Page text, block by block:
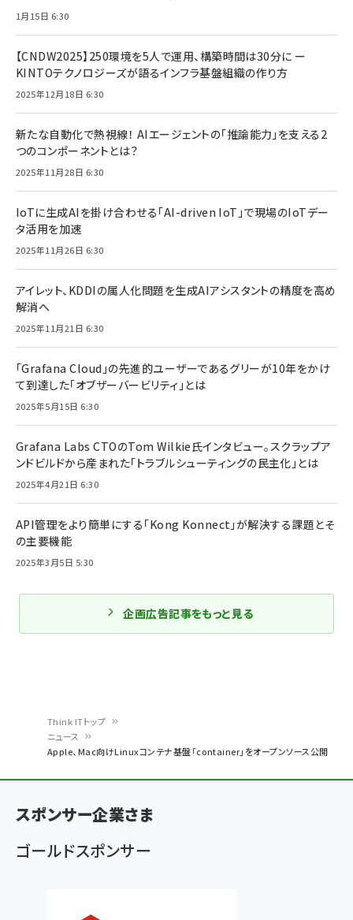
ン
く
ず
Think ITトップ
ニュース
Apple、Mac向けLinuxコンテナ基盤「container」をオープンソース公開
1月15日 6:30
【CNDW2025】250環境を5人で運用、構築時間は30分に ー
KINTOテクノロジーズが語るインフラ基盤組織の作り方
2025年12月18日 6:30
新たな自動化で熱視線！ AIエージェントの「推論能力」を支える2
つのコンポーネントとは？
2025年11月28日 6:30
IoTに生成AIを掛け合わせる「AI-driven IoT」で現場のIoTデー
タ活用を加速
2025年11月26日 6:30
アイレット、KDDIの属人化問題を生成AIアシスタントの精度を高め
解消へ
2025年11月21日 6:30
「Grafana Cloud」の先進的ユーザーであるグリーが10年をかけ
て到達した「オブザーバービリティ」とは
2025年5月15日 6:30
Grafana Labs CTOのTom Wilkie氏インタビュー。スクラップア
ンドビルドから産まれた「トラブルシューティングの民主化」とは
2025年4月21日 6:30
API管理をより簡単にする「Kong Konnect」が解決する課題とそ
の主要機能
2025年3月5日 5:30
企画広告記事をもっと見る
スポンサー企業さま
ゴールドスポンサー